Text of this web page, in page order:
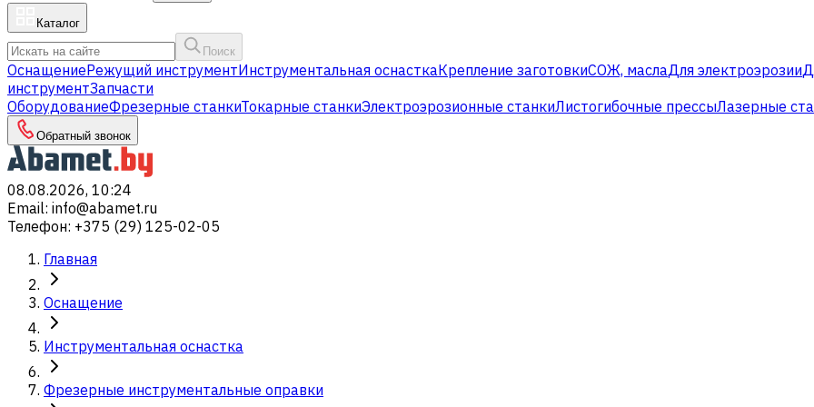
Каталог
Поиск
ОснащениеРежущий инструментИнструментальная оснасткаКрепление заготовкиСОЖ, маслаДля электроэрозии
инструментЗапчасти
ОборудованиеФрезерные станкиТокарные станкиЭлектроэрозионные станкиЛистогибочные прессыЛазерные
Обратный звонок
08.08.2026, 10:24
Email: info@abamet.ru
Телефон: +375 (29) 125-02-05
Главная
Оснащение
Инструментальная оснастка
Фрезерные инструментальные оправки